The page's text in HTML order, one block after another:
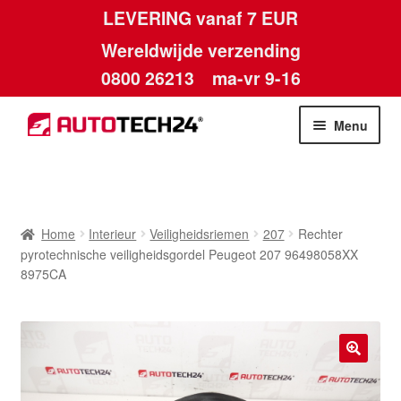
LEVERING vanaf 7 EUR
Wereldwijde verzending
0800 26213 ma-vr 9-16
Skip
to
Skip
to
Menu
Algemene voorwaarden
Betalingen
Contact
Home Interieur Veiligheidsriemen 207
Rechter
pyrotechnische veiligheidsgordel Peugeot 207 96498058XX
8975CA
🔍